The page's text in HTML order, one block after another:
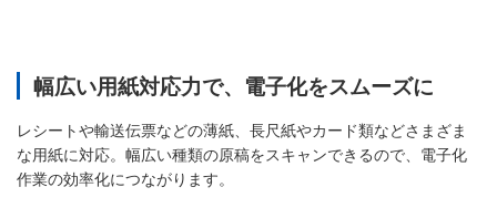
幅広い用紙対応力で、電子化をスムーズに
レシートや輸送伝票などの薄紙、長尺紙やカード類などさまざま
な用紙に対応。幅広い種類の原稿をスキャンできるので、電子化
作業の効率化につながります。